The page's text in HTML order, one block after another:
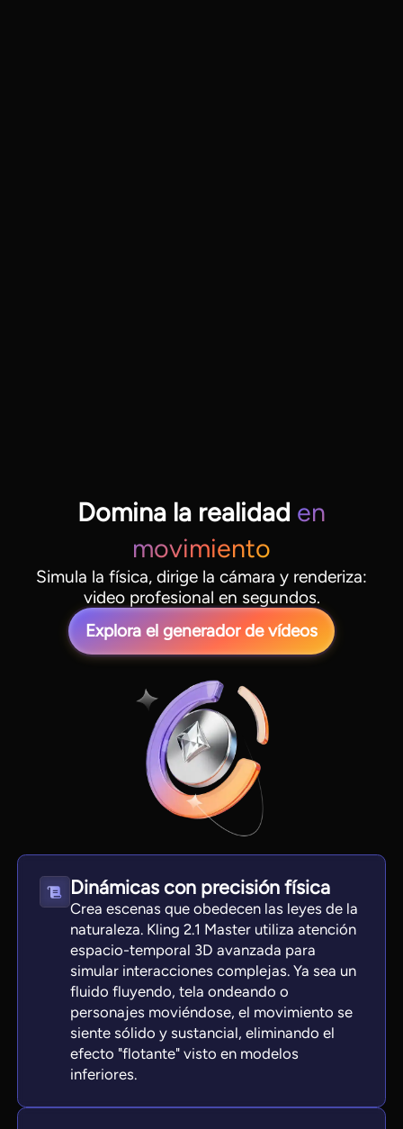
Domina la realidad en
movimiento
Simula la física, dirige la cámara y renderiza:
video profesional en segundos.
Explora el generador de vídeos
Dinámicas con precisión física
Crea escenas que obedecen las leyes de la
naturaleza. Kling 2.1 Master utiliza atención
espacio-temporal 3D avanzada para
simular interacciones complejas. Ya sea un
fluido fluyendo, tela ondeando o
personajes moviéndose, el movimiento se
siente sólido y sustancial, eliminando el
efecto "flotante" visto en modelos
inferiores.